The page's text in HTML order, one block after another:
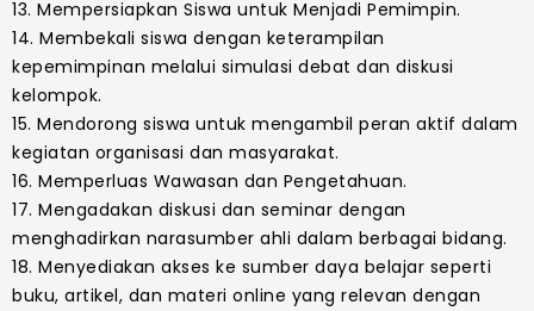
13. Mempersiapkan Siswa untuk Menjadi Pemimpin.
14. Membekali siswa dengan keterampilan
kepemimpinan melalui simulasi debat dan diskusi
kelompok.
15. Mendorong siswa untuk mengambil peran aktif dalam
kegiatan organisasi dan masyarakat.
16. Memperluas Wawasan dan Pengetahuan.
17. Mengadakan diskusi dan seminar dengan
menghadirkan narasumber ahli dalam berbagai bidang.
18. Menyediakan akses ke sumber daya belajar seperti
buku, artikel, dan materi online yang relevan dengan